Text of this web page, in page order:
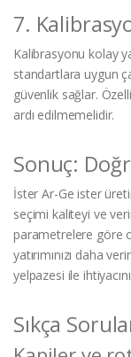
7.
Kalibrasyonu kolay
standartlara uygun
güvenlik sağlar.
ardı edilmemelidir.
Sonuç:
İster Ar-Ge ister
seçimi kaliteyi ve
parametrelere göre
yatırımınızı daha
yelpazesi ile
Sıkça